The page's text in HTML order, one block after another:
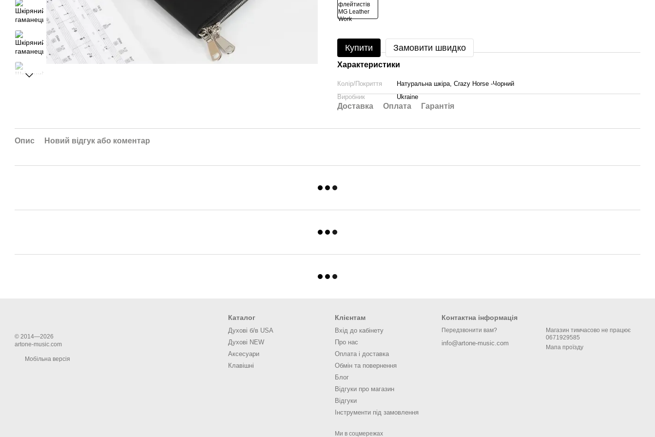
Купити Замовити швидко
Характеристики
Колір/Покриття
Натуральна шкіра, Crazy Horse -Чорний
Виробник
Ukraine
Доставка Оплата Гарантія
Опис Новий відгук або коментар
© 2014—2026
artone-music.com
Мобільна версія
Каталог
Духові б/в USA
Духові NEW
Аксесуари
Клавішні
Клієнтам
Вхід до кабінету
Про нас
Оплата і доставка
Обмін та повернення
Блог
Відгуки про магазин
Відгуки
Інструменти під замовлення
Ми в соцмережах
Контактна інформація
Передзвонити вам?
info@artone-music.com
Магазин тимчасово не працює
0671929585
Мапа проїзду